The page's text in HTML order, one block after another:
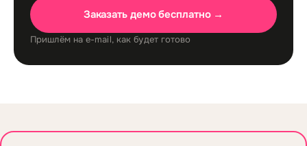
Заказать демо бесплатно →
Пришлём на e-mail, как будет готово